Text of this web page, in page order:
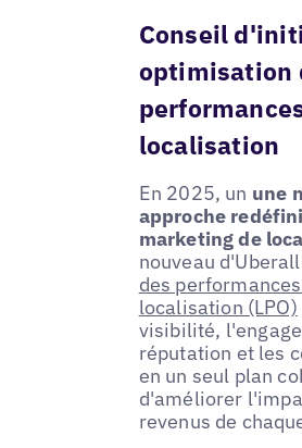
Conseil
optimisation
localisation
En 2025, un une
approche
marketing de
nouveau d'Uberall
des
localisation (LPO)
visibilité,
réputation et les
en un seul plan
d'améliorer
revenus de